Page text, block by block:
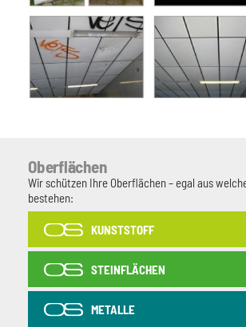
Oberflächen
Wir schützen Ihre Oberflächen – egal aus
bestehen:
KUNSTSTOFF
STEINFLÄCHEN
METALLE